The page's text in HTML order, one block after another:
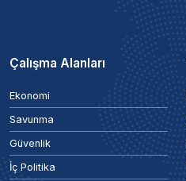
Çalışma Alanları
Ekonomi
Savunma
Güvenlik
İç Politika